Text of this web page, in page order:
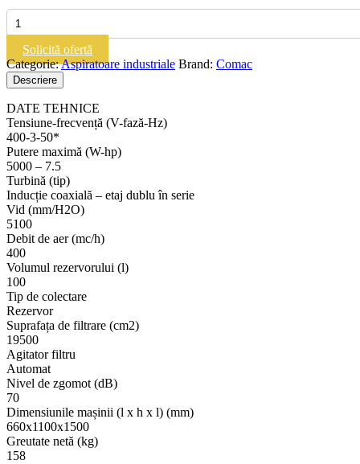
Cantitate
COMAC
TEC
75S
SA|Aspirator
Industrial
Solicită ofertă
Categorie:Aspiratoare industriale Brand: Comac
Descriere
DATE TEHNICE
Tensiune-frecvență (V-fază-Hz)
400-3-50*
Putere maximă (W-hp)
5000 – 7.5
Turbină (tip)
Inducție coaxială – etaj dublu în serie
Vid (mm/H2O)
5100
Debit de aer (mc/h)
400
Volumul rezervorului (l)
100
Tip de colectare
Rezervor
Suprafața de filtrare (cm2)
19500
Agitator filtru
Automat
Nivel de zgomot (dB)
70
Dimensiunile mașinii (l x h x l) (mm)
660x1100x1500
Greutate netă (kg)
158